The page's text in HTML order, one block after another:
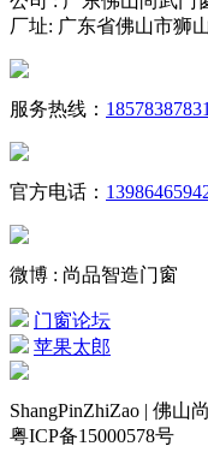
厂址: 广东省佛山市狮
服务热线： 18578387831
官方电话：
微博 : 尚品智造门窗
门窗论坛
苹果太郎
ShangPinZhiZao | 佛山
粤ICP备15000578号